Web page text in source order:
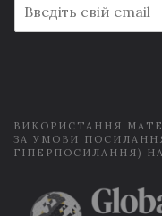
m
a
ВИКОРИСТАННЯ
ЗА УМОВИ
ГІПЕРПОСИЛАННЯ)